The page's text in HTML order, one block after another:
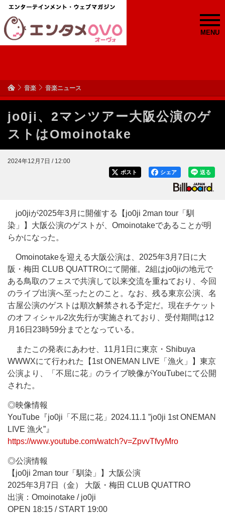
MENU
音楽 音楽ニュース
jo0ji、2マンツアー大阪公演のゲ
ストはOmoinotake
2024年12月7日 / 12:00
送る
シェア
ポスト
jo0jiが2025年3月に開催する【jo0ji 2man tour「馴
染」】大阪公演のゲストが、Omoinotakeであることが明
らかになった。
Omoinotakeを迎える大阪公演は、2025年3月7日に大
阪・梅田 CLUB QUATTROにて開催。2組はjo0jiの地元で
ある鳥取のフェスで共演して以来交流を重ねており、今回
のライブ出演へ至ったとのこと。なお、残る東京公演、名
古屋公演のゲストは順次解禁される予定だ。現在チケット
のオフィシャル2次先行が実施されており、受付期間は12
月16日23時59分までとなっている。
またこの発表にあわせ、11月1日に東京・Shibuya
WWWXにて行われた【1st ONEMAN LIVE「漁火」】東京
公演より、「不屈に花」のライブ映像がYouTubeにて公開
された。
◎映像情報
YouTube『jo0ji「不屈に花」2024.11.1 ”jo0ji 1st ONEMAN
LIVE 漁火”』
https://www.youtube.com/watch?v=ZpvvTfvyMro
◎公演情報
【jo0ji 2man tour「馴染」】大阪公演
2025年3月7日（金） 大阪・梅田 CLUB QUATTRO
出演：Omoinotake / jo0ji
OPEN 18:15 / START 19:00